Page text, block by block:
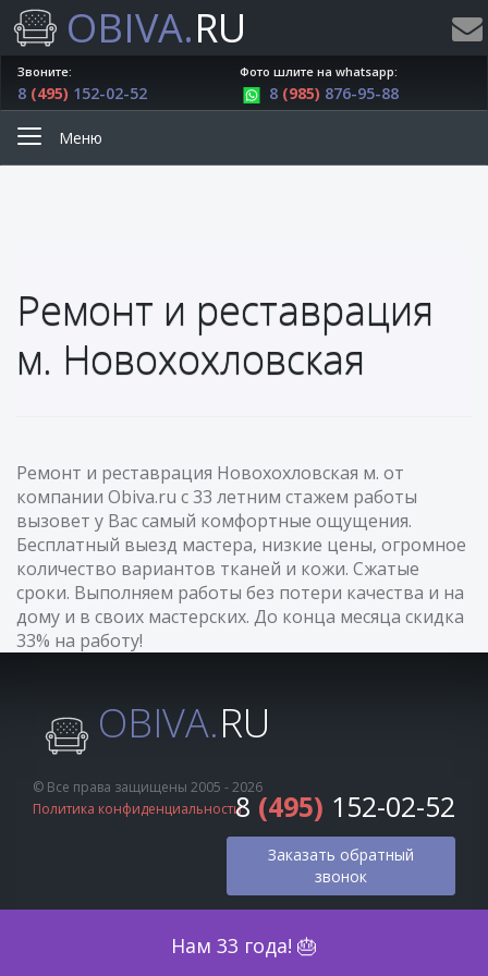
OBIVA.RU
Нам 33 года! 🎂
Звоните:
8 (495) 152-02-52
Фото шлите на whatsapp:
8 (985) 876-95-88
Меню
Ремонт и реставрация
м. Новохохловская
Ремонт и реставрация Новохохловская м. от
компании Obiva.ru с 33 летним стажем работы
вызовет у Вас самый комфортные ощущения.
Бесплатный выезд мастера, низкие цены, огромное
количество вариантов тканей и кожи. Сжатые
сроки. Выполняем работы без потери качества и на
дому и в своих мастерских. До конца месяца скидка
33% на работу!
OBIVA.RU
© Все права защищены 2005 - 2026
Политика конфиденциальности8 (495) 152-02-52
Заказать обратный
звонок